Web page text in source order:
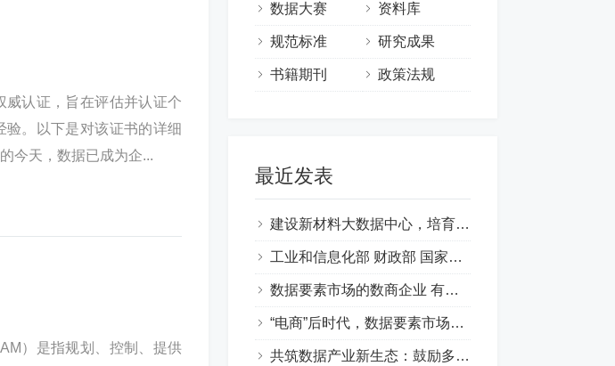
认证，旨在评估并认证个
验。以下是对该证书的详细
今天，数据已成为企...
）是指规划、控制、提供
数据大赛 资料库
规范标准 研究成果
书籍期刊 政策法规
最近发表
建设新材料大数据中心，培育新质生产力
工业和信息化部 财政部 国家数据局 关于印发《新材料大数据中心总体建设方案》的通知
数据要素市场的数商企业 有哪些类型的经营主体
“电商”后时代，数据要素市场蓬勃发展，“数商”才是未来引领经济发展
共筑数据产业新生态：鼓励多主体再开发公共数据产品与服务